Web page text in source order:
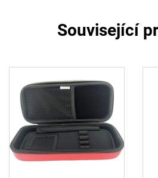
Související